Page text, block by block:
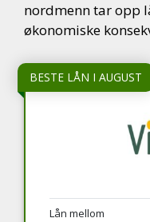
nordmenn tar opp
økonomiske
BESTE LÅN I AUGUST
Lån mellom